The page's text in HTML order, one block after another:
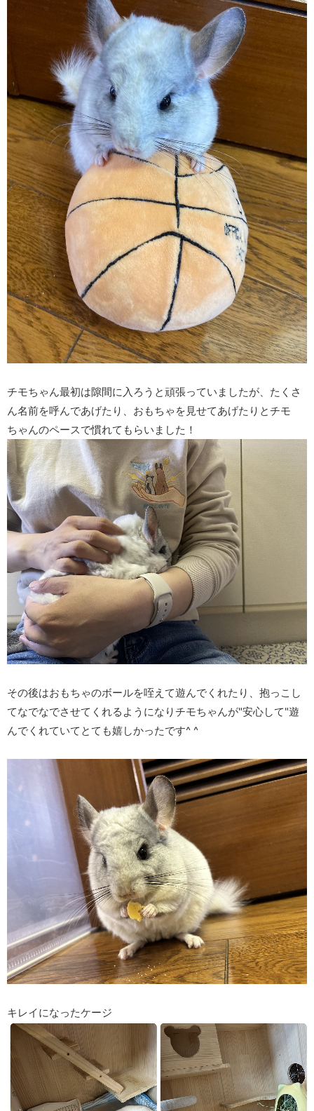
チモちゃん最初は隙間に入ろうと頑張っていましたが、たくさ
ん名前を呼んであげたり、おもちゃを見せてあげたりとチモ
ちゃんのペースで慣れてもらいました！
その後はおもちゃのボールを咥えて遊んでくれたり、抱っこし
てなでなでさせてくれるようになりチモちゃんが"安心して"遊
んでくれていてとても嬉しかったです^ ^
キレイになったケージ